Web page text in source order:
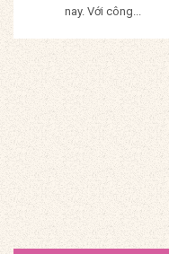
nay. Với công...
Mua Hàng